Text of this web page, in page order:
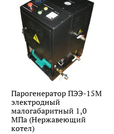
Парогенератор ПЭЭ-15М
электродный
малогабаритный 1,0
МПа (Нержавеющий
котел)